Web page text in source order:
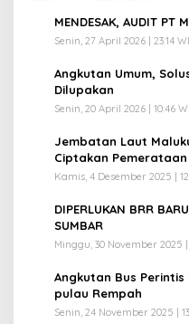
MENDESAK, AUDIT PT
Senin, 27 April 2026 | 23:14
Angkutan Umum,
Dilupakan
Senin, 20 April 2026 | 10:46
Jembatan Laut
Ciptakan Pemerataan
Kamis, 4 Desember 2025 |
DIPERLUKAN BRR
SUMBAR
Minggu, 30 November 2025 |
Angkutan Bus
pulau Rempah
Senin, 24 November 2025 |